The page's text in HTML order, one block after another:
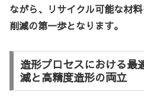
ながら、リサイクル可能な材
削減の第一歩となります。
造形プロセスにおける最
減と高精度造形の両立